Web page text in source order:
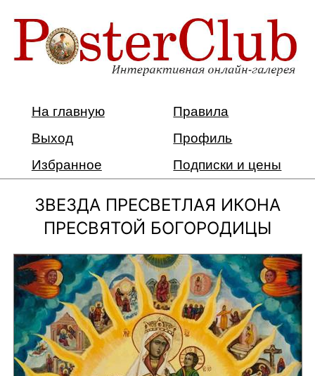
На главную
Правила
Выход
Профиль
Избранное
Подписки и цены
ЗВЕЗДА ПРЕСВЕТЛАЯ ИКОНА
ПРЕСВЯТОЙ БОГОРОДИЦЫ